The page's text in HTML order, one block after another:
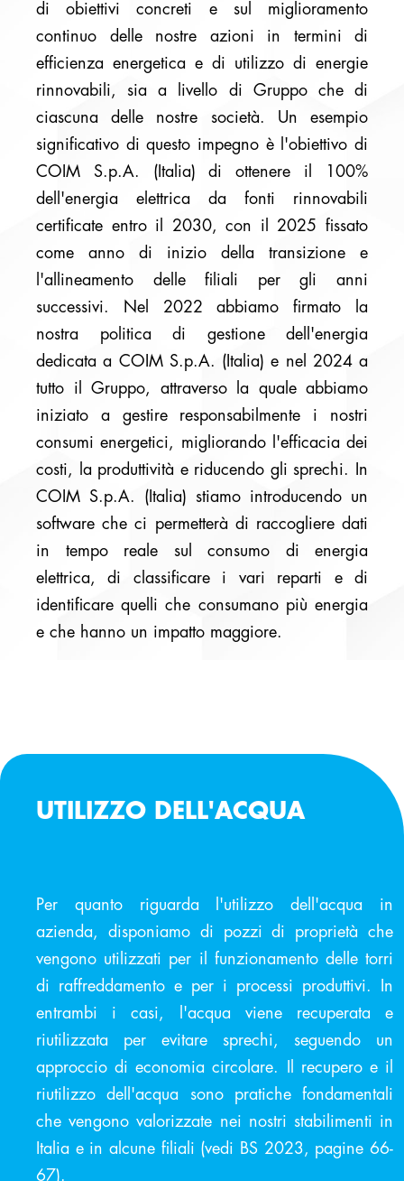
di obiettivi concreti e sul miglioramento
continuo delle nostre azioni in termini di
efficienza energetica e di utilizzo di energie
rinnovabili, sia a livello di Gruppo che di
ciascuna delle nostre società. Un esempio
significativo di questo impegno è l'obiettivo di
COIM S.p.A. (Italia) di ottenere il 100%
dell'energia elettrica da fonti rinnovabili
certificate entro il 2030, con il 2025 fissato
come anno di inizio della transizione e
l'allineamento delle filiali per gli anni
successivi. Nel 2022 abbiamo firmato la
nostra politica di gestione dell'energia
dedicata a COIM S.p.A. (Italia) e nel 2024 a
tutto il Gruppo, attraverso la quale abbiamo
iniziato a gestire responsabilmente i nostri
consumi energetici, migliorando l'efficacia dei
costi, la produttività e riducendo gli sprechi. In
COIM S.p.A. (Italia) stiamo introducendo un
software che ci permetterà di raccogliere dati
in tempo reale sul consumo di energia
elettrica, di classificare i vari reparti e di
identificare quelli che consumano più energia
e che hanno un impatto maggiore.
UTILIZZO DELL'ACQUA
Per quanto riguarda l'utilizzo dell'acqua in
azienda, disponiamo di pozzi di proprietà che
vengono utilizzati per il funzionamento delle torri
di raffreddamento e per i processi produttivi. In
entrambi i casi, l'acqua viene recuperata e
riutilizzata per evitare sprechi, seguendo un
approccio di economia circolare. Il recupero e il
riutilizzo dell'acqua sono pratiche fondamentali
che vengono valorizzate nei nostri stabilimenti in
Italia e in alcune filiali (vedi BS 2023, pagine 66-
67).